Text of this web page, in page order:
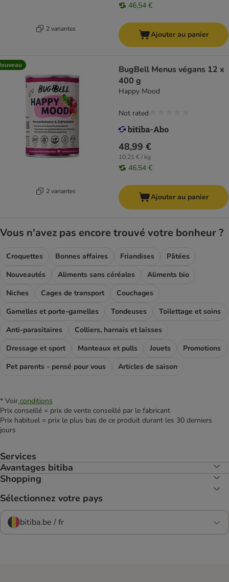
2 variantes
46,54 €
Ajouter au panier
2 variantes
BugBell Menus végans 12 x
400 g
Happy Mood
48,99 €
10,21 € / kg
46,54 €
Not rated
Ajouter au panier
Vous n'avez pas encore trouvé votre bonheur ?
Croquettes Bonnes affaires Friandises
Pâtées
Nouveautés
Aliments sans céréales
Aliments bio
Niches
Cages de transport
Couchages
Gamelles et porte-gamelles
Tondeuses
Toilettage et soins
Anti-parasitaires
Colliers, harnais et laisses
Dressage et sport
Manteaux et pulls Jouets
Promotions
Pet parents - pensé pour vous
Articles de saison
* Voir conditions
Prix conseillé = prix de vente conseillé par le fabricant
Prix habituel = prix le plus bas de ce produit durant les 30 derniers
jours
Services
Avantages bitiba
Shopping
Sélectionnez votre pays
bitiba.be / fr